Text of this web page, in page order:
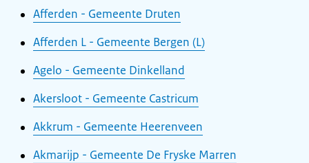
Afferden - Gemeente Druten
Afferden L - Gemeente Bergen (L)
Agelo - Gemeente Dinkelland
Akersloot - Gemeente Castricum
Akkrum - Gemeente Heerenveen
Akmarijp - Gemeente De Fryske Marren